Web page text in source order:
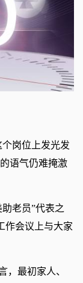
岗位上发光发
语气仍难掩激
老员”代表之
作会议上与大家
，最初家人、